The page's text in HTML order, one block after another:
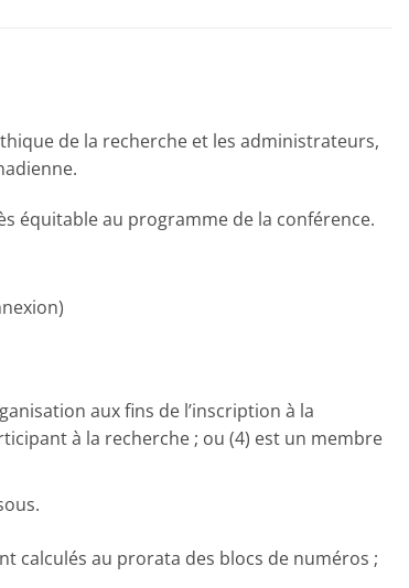
de la recherche et les administrateurs,
équitable au programme de la conférence.
aux fins de l’inscription à la
à la recherche ; ou (4) est un membre
calculés au prorata des blocs de numéros ;